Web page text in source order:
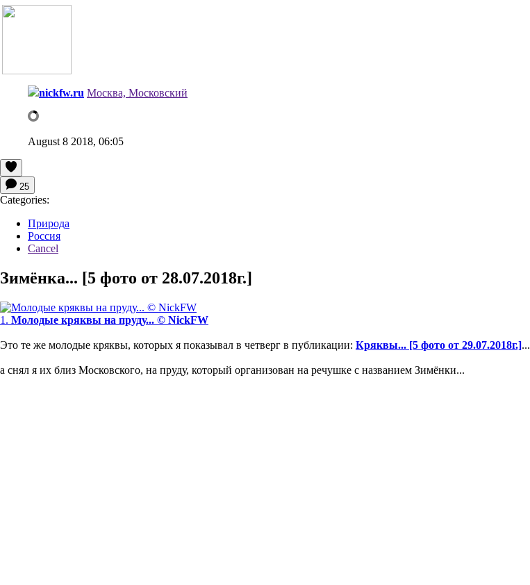
nickfw.ru Москва, Московский
August 8 2018, 06:05
25
Categories:
Природа
Россия
Cancel
Зимёнка... [5 фото от 28.07.2018г.]
1. Молодые кряквы на пруду... © NickFW
Это те же молодые кряквы, которых я показывал в четверг в публикации: Кряквы... [5 фото от 29.07.2018г.]...
а снял я их близ Московского, на пруду, который организован на речушке с названием Зимёнки...